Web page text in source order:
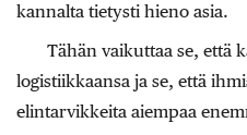
kannalta tietysti hieno asia.
Tähän vaikuttaa se, että
logistiikkaansa ja se, että
elintarvikkeita aiempaa